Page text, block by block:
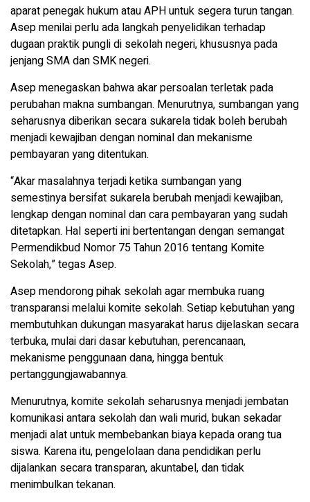
aparat penegak hukum atau APH untuk segera turun tangan.
Asep menilai perlu ada langkah penyelidikan terhadap
dugaan praktik pungli di sekolah negeri, khususnya pada
jenjang SMA dan SMK negeri.
Asep menegaskan bahwa akar persoalan terletak pada
perubahan makna sumbangan. Menurutnya, sumbangan yang
seharusnya diberikan secara sukarela tidak boleh berubah
menjadi kewajiban dengan nominal dan mekanisme
pembayaran yang ditentukan.
“Akar masalahnya terjadi ketika sumbangan yang
semestinya bersifat sukarela berubah menjadi kewajiban,
lengkap dengan nominal dan cara pembayaran yang sudah
ditetapkan. Hal seperti ini bertentangan dengan semangat
Permendikbud Nomor 75 Tahun 2016 tentang Komite
Sekolah,” tegas Asep.
Asep mendorong pihak sekolah agar membuka ruang
transparansi melalui komite sekolah. Setiap kebutuhan yang
membutuhkan dukungan masyarakat harus dijelaskan secara
terbuka, mulai dari dasar kebutuhan, perencanaan,
mekanisme penggunaan dana, hingga bentuk
pertanggungjawabannya.
Menurutnya, komite sekolah seharusnya menjadi jembatan
komunikasi antara sekolah dan wali murid, bukan sekadar
menjadi alat untuk membebankan biaya kepada orang tua
siswa. Karena itu, pengelolaan dana pendidikan perlu
dijalankan secara transparan, akuntabel, dan tidak
menimbulkan tekanan.